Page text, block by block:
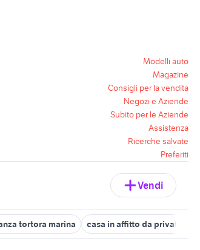
Modelli auto
Magazine
Consigli per la vendita
Negozi e Aziende
Subito per le Aziende
Assistenza
Ricerche salvate
Preferiti
Vendi
tortora marina casa in affitto da privati a orte